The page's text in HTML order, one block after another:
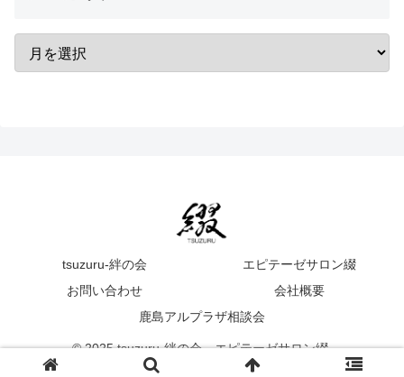
tsuzuru-絆の会
エピテーゼサロン綴
お問い合わせ
会社概要
鹿島アルプラザ相談会
© 2025 tsuzuru-絆の会 エピテーゼサロン綴.